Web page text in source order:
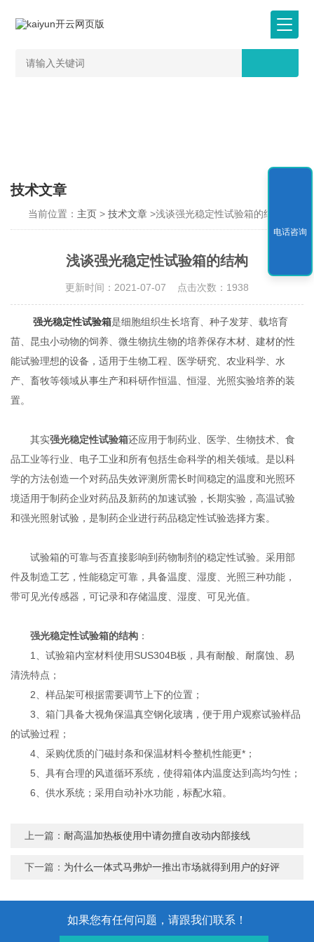
技术文章
当前位置： 主页 >技术文章 >浅谈强光稳定性试验箱的结构
浅谈强光稳定性试验箱的结构
更新时间：2021-07-07 点击次数：1938
强光稳定性试验箱是细胞组织生长培育、种子发芽、载培育
苗、昆虫小动物的饲养、微生物抗生物的培养保存木材、建材的性
能试验理想的设备，适用于生物工程、医学研究、农业科学、水
产、畜牧等领域从事生产和科研作恒温、恒湿、光照实验培养的装
置。
其实强光稳定性试验箱还应用于制药业、医学、生物技术、食
品工业等行业、电子工业和所有包括生命科学的相关领域。是以科
学的方法创造一个对药品失效评测所需长时间稳定的温度和光照环
境适用于制药企业对药品及新药的加速试验，长期实验，高温试验
和强光照射试验，是制药企业进行药品稳定性试验选择方案。
试验箱的可靠与否直接影响到药物制剂的稳定性试验。采用部
件及制造工艺，性能稳定可靠，具备温度、湿度、光照三种功能，
带可见光传感器，可记录和存储温度、湿度、可见光值。
强光稳定性试验箱的结构 ：
1、试验箱内室材料使用SUS304B板，具有耐酸、耐腐蚀、易
清洗特点；
2、样品架可根据需要调节上下的位置；
3、箱门具备大视角保温真空钢化玻璃，便于用户观察试验样品
的试验过程；
4、采购优质的门磁封条和保温材料令整机性能更*；
5、具有合理的风道循环系统，使得箱体内温度达到高均匀性；
6、供水系统；采用自动补水功能，标配水箱。
上一篇：耐高温加热板使用中请勿擅自改动内部接线
下一篇： 为什么一体式马弗炉一推出市场就得到用户的好评
如果您有任何问题，请跟我们联系！
电话咨询